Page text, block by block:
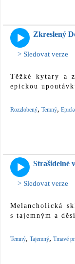
Zkreslený
> Sledovat verze
Těžké kytary a
epickou
Rozzlobený, Temný,
Strašidelné
> Sledovat verze
Melancholická
s tajemným a
Temný, Tajemný, Tmavé